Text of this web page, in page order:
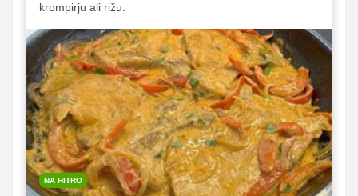
krompirju ali rižu.
NA HITRO